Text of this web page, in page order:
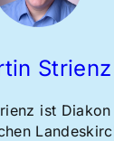
Strienz
ist